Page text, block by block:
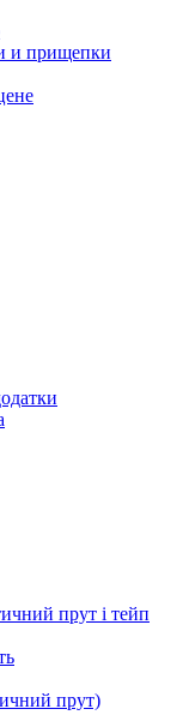
и прищепки
прут і тейп
прут)